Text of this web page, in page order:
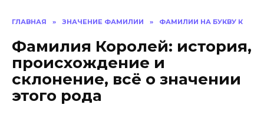
ГЛАВНАЯ » ЗНАЧЕНИЕ ФАМИЛИИ » ФАМИЛИИ НА БУКВУ К
Фамилия Королей: история,
происхождение и
склонение, всё о значении
этого рода